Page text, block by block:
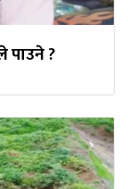
पाउने ?